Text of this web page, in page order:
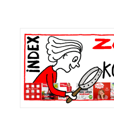
Primaire
Sidebar